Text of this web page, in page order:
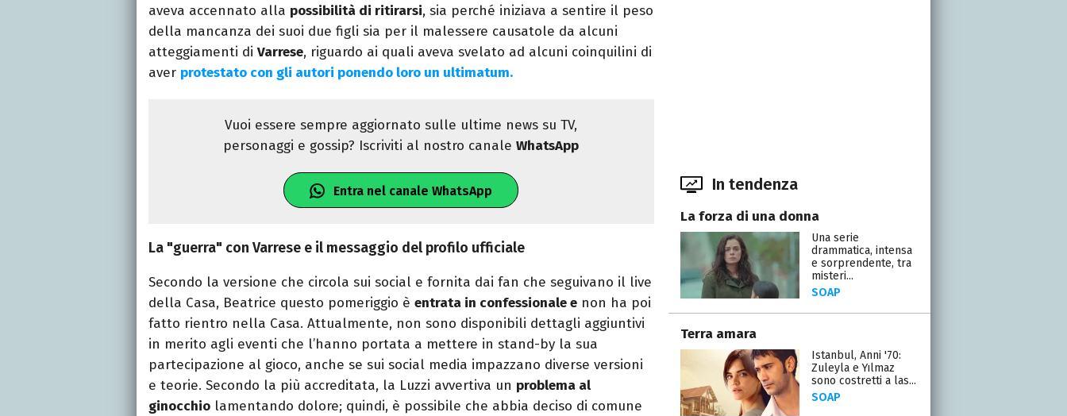
aveva accennato alla possibilità di ritirarsi, sia perché iniziava a sentire il peso
della mancanza dei suoi due figli sia per il malessere causatole da alcuni
atteggiamenti di Varrese, riguardo ai quali aveva svelato ad alcuni coinquilini di
aver protestato con gli autori ponendo loro un ultimatum.
Vuoi essere sempre aggiornato sulle ultime news su TV,
personaggi e gossip? Iscriviti al nostro canaleWhatsApp
Entra nel canale WhatsApp
La "guerra" con Varrese e il messaggio del profilo ufficiale
Secondo la versione che circola sui social e fornita dai fan che seguivano il live
della Casa, Beatrice questo pomeriggio è entrata in confessionale e non ha poi
fatto rientro nella Casa. Attualmente, non sono disponibili dettagli aggiuntivi
in merito agli eventi che l’hanno portata a mettere in stand-by la sua
partecipazione al gioco, anche se sui social media impazzano diverse versioni
e teorie. Secondo la più accreditata, la Luzzi avvertiva un problema al
ginocchio lamentando dolore; quindi, è possibile che abbia deciso di comune
In tendenza
La forza di una donna
Una serie
drammatica, intensa
e sorprendente, tra
misteri...
SOAP
Terra amara
Istanbul, Anni '70:
Zuleyla e Yılmaz
sono costretti a las...
SOAP